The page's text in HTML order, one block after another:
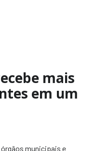
mais
em um
municipais e